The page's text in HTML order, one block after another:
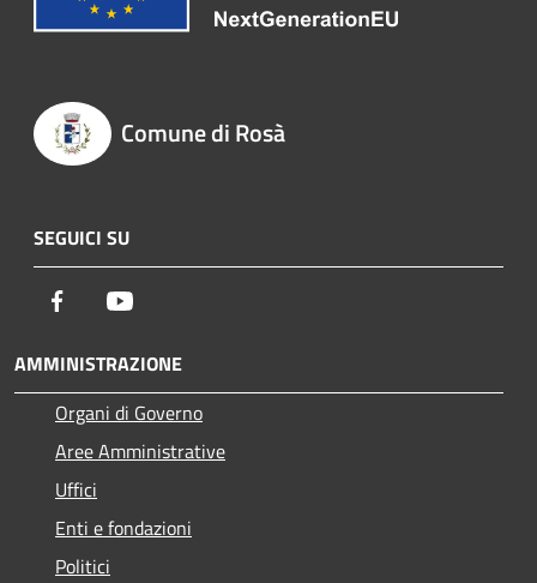
Comune di Rosà
SEGUICI SU
Facebook
AMMINISTRAZIONE
Organi di Governo
Aree Amministrative
Uffici
Enti e fondazioni
Politici